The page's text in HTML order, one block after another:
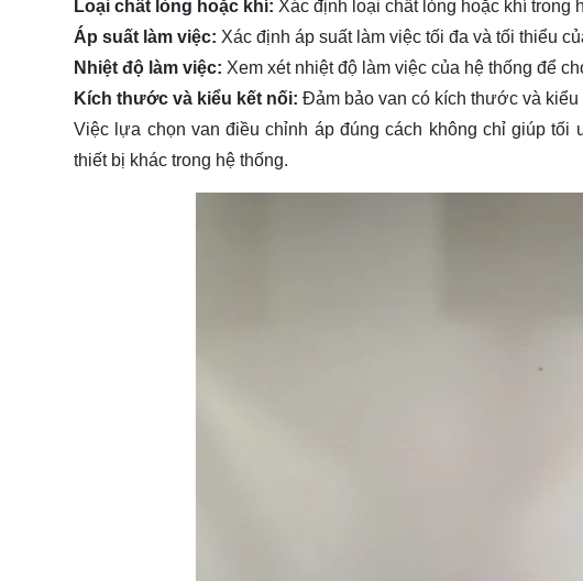
Loại chất lỏng hoặc khí: Xác định loại chất lỏng hoặc khí trong
Áp suất làm việc: Xác định áp suất làm việc tối đa và tối thiểu
Nhiệt độ làm việc: Xem xét nhiệt độ làm việc của hệ thống để
Kích thước và kiểu kết nối: Đảm bảo van có kích thước và
Việc lựa chọn van điều chỉnh áp đúng cách không chỉ giúp
thiết bị khác trong hệ thống.